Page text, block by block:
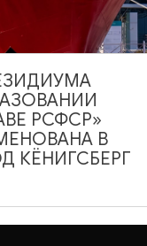
РСФСР»
В
КЁНИГСБЕРГ